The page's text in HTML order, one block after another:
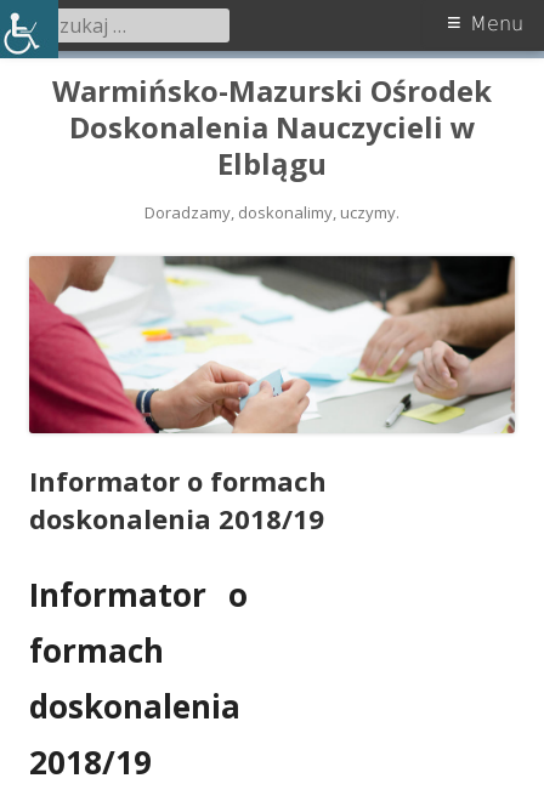
Warmińsko-Mazurski Ośrodek
Doskonalenia Nauczycieli w
Elblągu
Doradzamy, doskonalimy, uczymy.
Menu
główne
Menu
Szukaj:
Informator o formach
doskonalenia 2018/19
Informator o
formach
doskonalenia
2018/19